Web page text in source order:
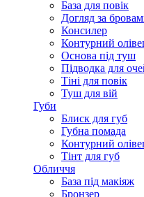
База для повік
Догляд за
Консилер
Контурний
Основа під туш
Підводка для
Тіні для повік
Туш для вій
Губи
Блиск для губ
Губна помада
Контурний
Тінт для губ
Обличчя
База під макіяж
Бронзер